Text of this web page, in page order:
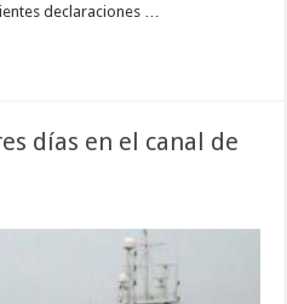
declaraciones …
días en el canal de